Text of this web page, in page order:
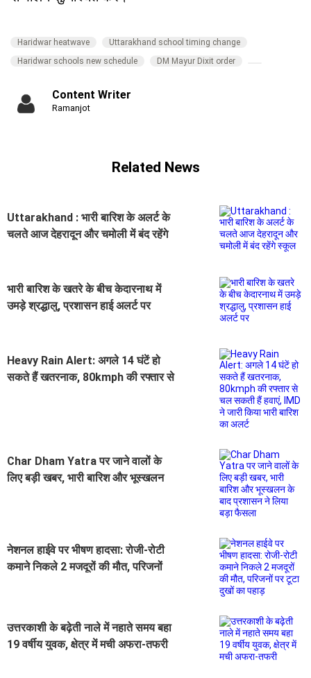
Haridwar heatwave
Uttarakhand school timing change
Haridwar schools new schedule
DM Mayur Dixit order
Content Writer
Ramanjot
Related News
Uttarakhand : भारी बारिश के अलर्ट के
चलते आज देहरादून और चमोली में बंद रहेंगे
भारी बारिश के खतरे के बीच केदारनाथ में
उमड़े श्रद्धालु, प्रशासन हाई अलर्ट पर
Heavy Rain Alert: अगले 14 घंटें हो
सकते हैं खतरनाक, 80kmph की रफ्तार से
Char Dham Yatra पर जाने वालों के
लिए बड़ी खबर, भारी बारिश और भूस्खलन
नेशनल हाईवे पर भीषण हादसा: रोजी-रोटी
कमाने निकले 2 मजदूरों की मौत, परिजनों
उत्तरकाशी के बढ़ेती नाले में नहाते समय बहा
19 वर्षीय युवक, क्षेत्र में मची अफरा-तफरी